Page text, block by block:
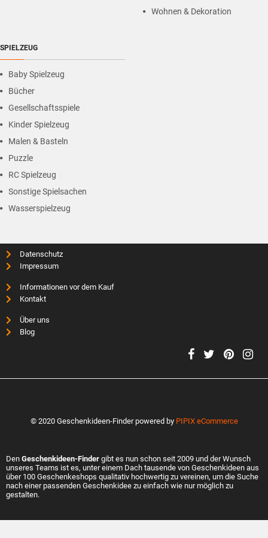
Wohnen & Dekoration
SPIELZEUG
Baby Spielzeug
Bücher
Gesellschaftsspiele
Kinder Spielzeug
Malen & Basteln
Puzzle
RC Spielzeug
Sonstige Spielsachen
Wasserspielzeug
Datenschutz
Impressum
Informationen vor dem Kauf
Kontakt
Über uns
Blog
© 2020 Geschenkideen-Finder powered by PIPIX eCommerce
Den Geschenkideen-Finder gibt es nun schon seit 2009 und der Wunsch
unseres Teams ist es, unter einem Dach tausende von Geschenkideen aus
über 100 Geschenkeshops qualitativ hochwertig zu vereinen, um die Suche
nach einer passenden Geschenkidee zu einfach wie nur möglich zu
gestalten.